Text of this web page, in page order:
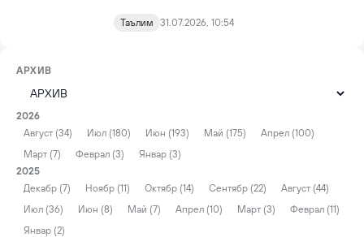
Таълим 31.07.2026, 10:54
АРХИВ
2026
Август (34)
Июл (180) Июн (193) Май (175)
Апрел (100)
Март (7)
Феврал (3)
Январ (3)
2025
Декабр (7)
Ноябр (11) Октябр (14) Сентябр (22)
Август (44)
Июл (36)
Июн (8) Май (7) Апрел (10) Март (3)
Феврал (11)
Январ (2)